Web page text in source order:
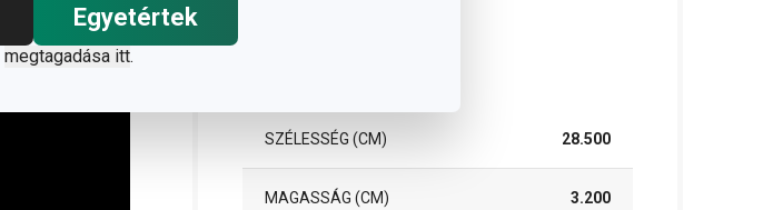
Egyetértek
megtagadása itt.
SZÉLESSÉG (CM) 28.500
MAGASSÁG (CM) 3.200